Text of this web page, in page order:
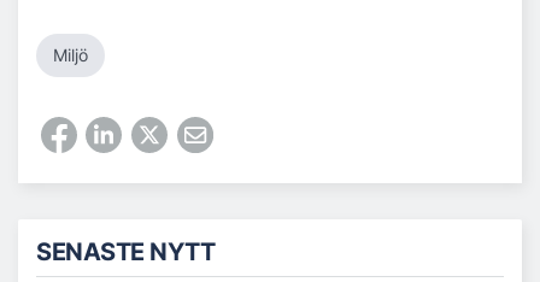
Miljö
SENASTE NYTT